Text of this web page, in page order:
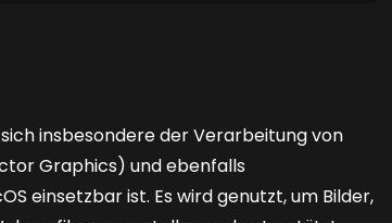
insbesondere der Verarbeitung von
Graphics) und ebenfalls
einsetzbar ist. Es wird genutzt, um Bilder,